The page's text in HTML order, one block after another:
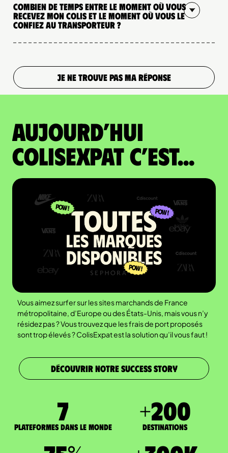
Combien de temps entre le moment où vous
recevez mon colis et le moment où vous le
confiez au transporteur ?
JE NE TROUVE PAS MA RÉPONSE
Aujourd’hui
colisexpat c’est...
Vous aimez surfer sur les sites marchands de France
métropolitaine, d’Europe ou des États-Unis, mais vous n’y
résidez pas ? Vous trouvez que les frais de port proposés
sont trop élevés ? ColisExpat est la solution qu’il vous faut !
DÉCOUVRIR NOTRE SUCCESS STORY
7
Plateformes dans le monde
+200
DESTINATIONS